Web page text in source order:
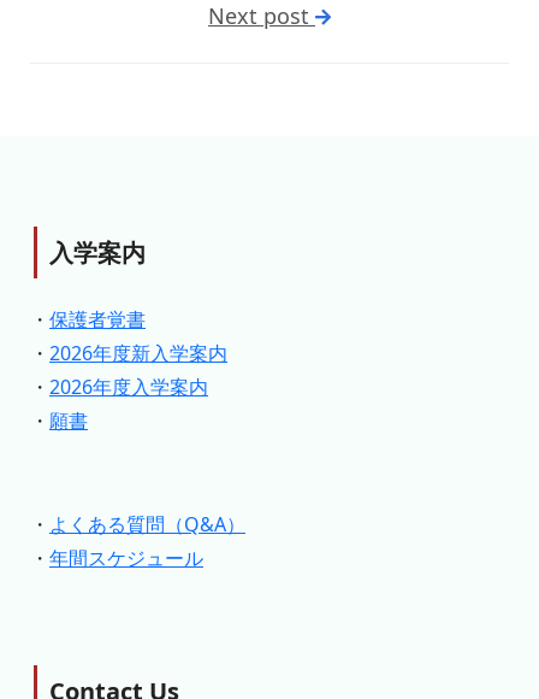
Next post
入学案内
・ 保護者覚書
・ 2026年度新入学案内
・ 2026年度入学案内
・ 願書
・ よくある質問（Q&A）
・ 年間スケジュール
Contact Us